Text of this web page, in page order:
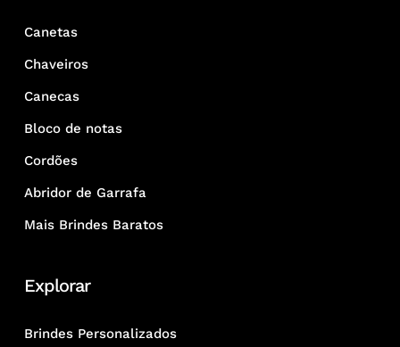
Canetas
Chaveiros
Canecas
Bloco de notas
Cordões
Abridor de Garrafa
Mais Brindes Baratos
Explorar
Brindes Personalizados